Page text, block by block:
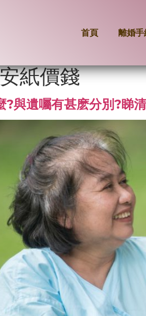
首頁 離婚手
紙價錢
?與遺囑有甚麽分別?睇